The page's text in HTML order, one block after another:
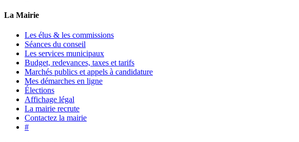
La Mairie
Les élus & les commissions
Séances du conseil
Les services municipaux
Budget, redevances, taxes et tarifs
Marchés publics et appels à candidature
Mes démarches en ligne
Élections
Affichage légal
La mairie recrute
Contactez la mairie
#